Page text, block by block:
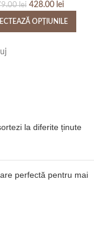
lei 428.00 lei
OPȚIUNILE
la diferite ținute
perfectă pentru mai